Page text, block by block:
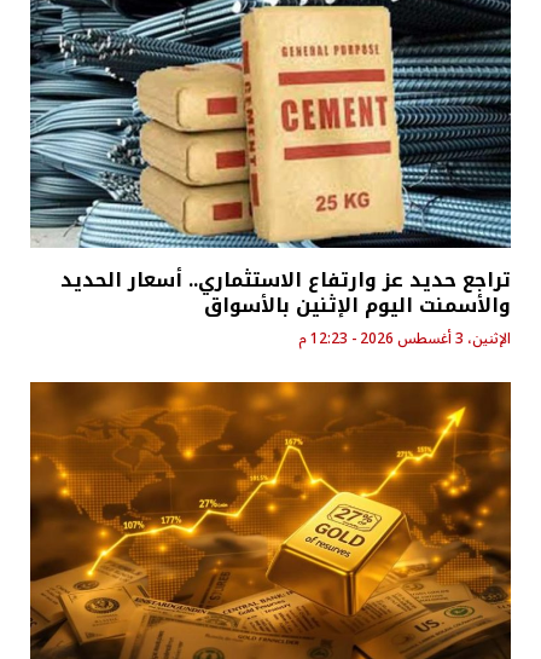
تراجع حديد عز وارتفاع الاستثماري.. أسعار الحديد
والأسمنت اليوم الإثنين بالأسواق
الإثنين، 3 أغسطس 2026 - 12:23 م